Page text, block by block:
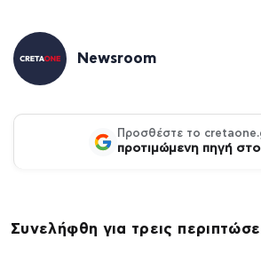
Newsroom
Προσθέστε το
προτιμώμενη πηγή
Συνελήφθη για τρεις